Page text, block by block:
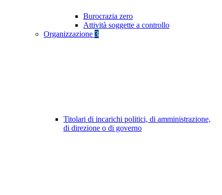
Burocrazia zero
Attività soggette a controllo
Organizzazione 3
Titolari di incarichi politici, di amministrazione,
di direzione o di governo